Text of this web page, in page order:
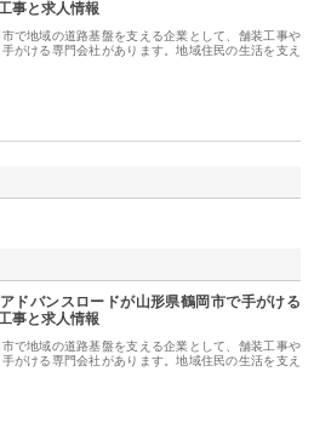
事と求人情報
で地域の道路基盤を支える企業として、舗装工事や
がける専門会社があります。地域住民の生活を支え
ドバンスロードが山形県鶴岡市で手がける
事と求人情報
で地域の道路基盤を支える企業として、舗装工事や
がける専門会社があります。地域住民の生活を支え